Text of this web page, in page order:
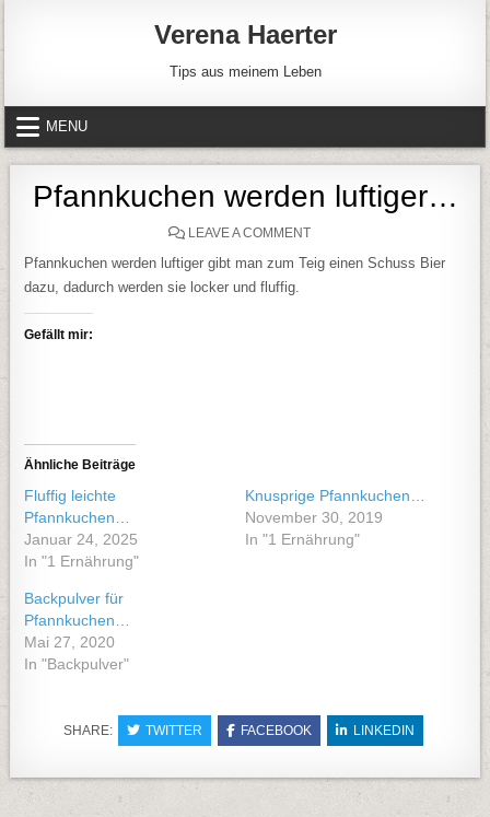
Verena Haerter
Tips aus meinem Leben
MENU
Pfannkuchen werden luftiger…
LEAVE A COMMENTON PFANNKUCHEN
Pfannkuchen werden luftiger gibt man zum Teig einen Schuss Bier
dazu, dadurch werden sie locker und fluffig.
Gefällt mir:
Ähnliche Beiträge
Fluffig leichte
Pfannkuchen…
Januar 24, 2025
In "1 Ernährung"
Knusprige Pfannkuchen…
November 30, 2019
In "1 Ernährung"
Backpulver für
Pfannkuchen…
Mai 27, 2020
In "Backpulver"
SHARE: TWITTER FACEBOOK LINKEDIN